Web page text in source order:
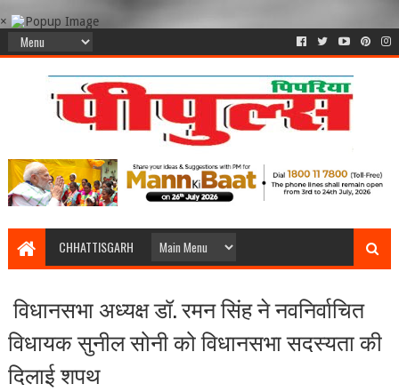
×
CHHATTISGARH
विधानसभा अध्यक्ष डॉ. रमन सिंह ने नवनिर्वाचित
विधायक सुनील सोनी को विधानसभा सदस्यता की
दिलाई शपथ